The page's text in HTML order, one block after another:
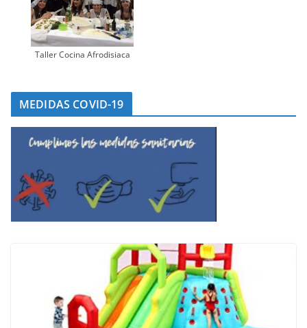
Taller Cocina Afrodisiaca
MEDIDAS COVID-19